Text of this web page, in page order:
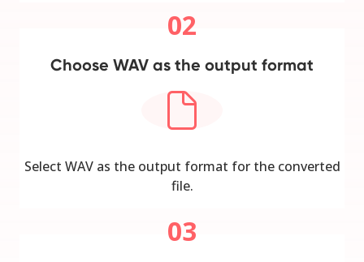
02
Choose WAV as the output format
Select WAV as the output format for the converted
file.
03